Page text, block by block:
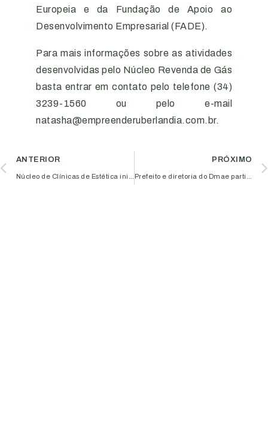
Europeia e da Fundação de Apoio ao
Desenvolvimento Empresarial (FADE).
Para mais informações sobre as atividades
desenvolvidas pelo Núcleo Revenda de Gás
basta entrar em contato pelo telefone (34)
3239-1560 ou pelo e-mail
natasha@empreenderuberlandia.com.br.
ANTERIOR PRÓXIMO